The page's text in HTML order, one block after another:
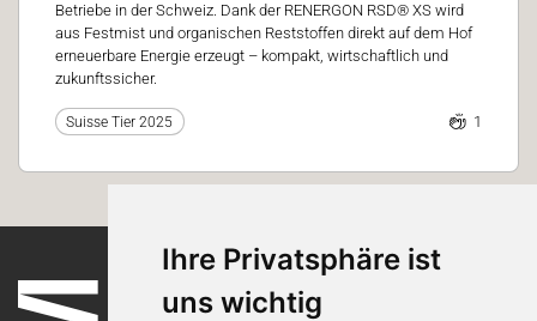
Ihre Privatsphäre ist
uns wichtig
Betriebe in der Schweiz. Dank der RENERGON RSD® XS wird
aus Festmist und organischen Reststoffen direkt auf dem Hof
erneuerbare Energie erzeugt – kompakt, wirtschaftlich und
zukunftssicher.
Suisse Tier 2025 1